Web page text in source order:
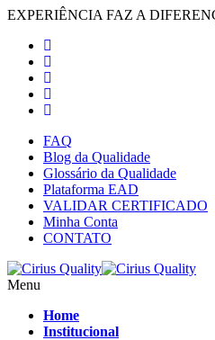
EXPERIÊNCIA FAZ A
FAQ
Blog da Qualidade
Glossário da Qualidade
Plataforma EAD
VALIDAR CERTIFICADO
Minha Conta
CONTATO
Menu
Home
Institucional